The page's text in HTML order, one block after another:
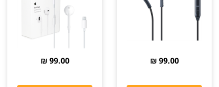
99.00 ₪
99.00 ₪